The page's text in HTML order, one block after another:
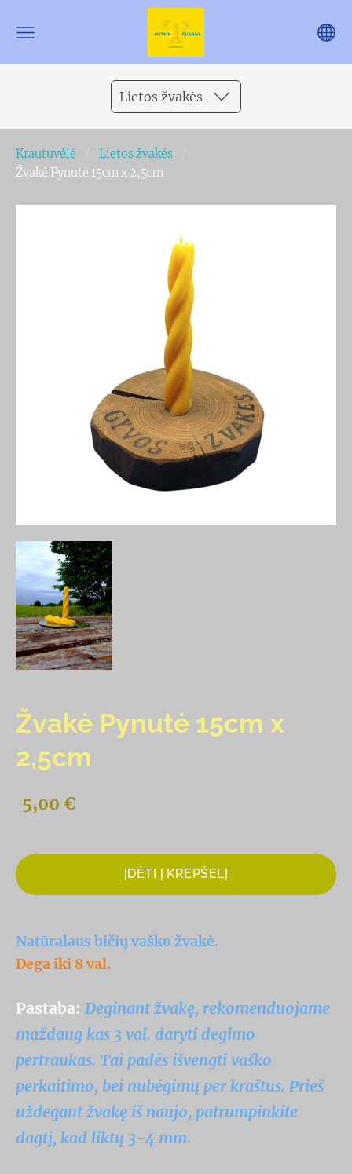
Lietos žvakės
Krautuvėlė
Lietos žvakės
Žvakė Pynutė 15cm x 2,5cm
Žvakė Pynutė 15cm x
2,5cm
5,00 €
ĮDĖTI Į KREPŠELĮ
Natūralaus bičių vaško žvakė.
Dega iki 8 val.
Pastaba: Deginant žvakę, rekomenduojame
maždaug kas 3 val. daryti degimo
pertraukas. Tai padės išvengti vaško
perkaitimo, bei nubėgimų per kraštus. Prieš
uždegant žvakę iš naujo, patrumpinkite
dagtį, kad liktų 3-4 mm.